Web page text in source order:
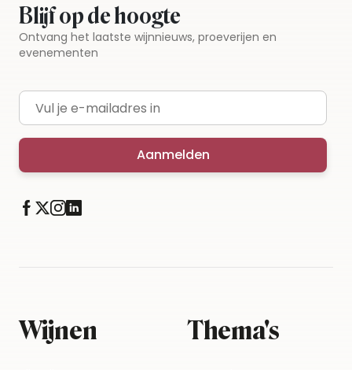
Blijf op de hoogte
Ontvang het laatste wijnnieuws, proeverijen en
evenementen
E-mailadres
Aanmelden
Wijnen Thema's